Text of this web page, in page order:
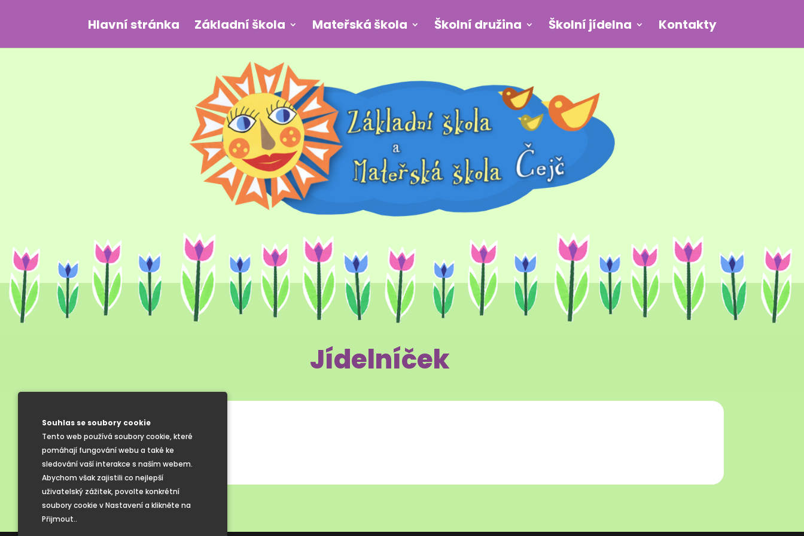
Souhlas se soubory cookie
Tento web používá soubory cookie, které
pomáhají fungování webu a také ke
sledování vaší interakce s naším webem.
Abychom však zajistili co nejlepší
uživatelský zážitek, povolte konkrétní
soubory cookie v Nastavení a klikněte na
Přijmout..
Hlavní stránka Základní škola Mateřská škola Školní družina Školní jídelna Kontakty
Jídelníček
Jídelníček MŠ
Jídelníček ZŠ